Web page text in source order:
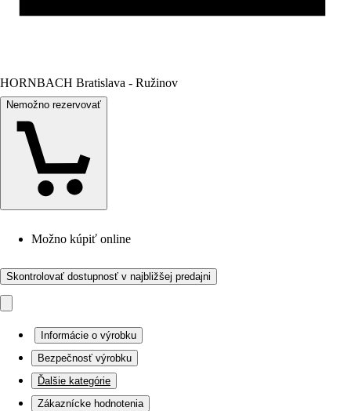
HORNBACH Bratislava - Ružinov
Nemožno rezervovať
Možno kúpiť online
Skontrolovať dostupnosť v najbližšej predajni
Informácie o výrobku
Bezpečnosť výrobku
Ďalšie kategórie
Zákaznícke hodnotenia